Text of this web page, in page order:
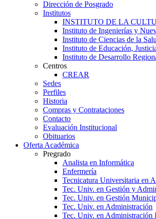
Dirección de Posgrado
Institutos
INSTITUTO DE LA
Instituto de Ingenierías y
Instituto de Ciencias de la
Instituto de Educación,
Instituto de Desarrollo
Centros
CREAR
Sedes
Perfiles
Historia
Compras y Contrataciones
Contacto
Evaluación Institucional
Obituarios
Oferta Académica
Pregrado
Analista en Informática
Enfermería
Tecnicatura Universitaria en
Tec. Univ. en Gestión y
Tec. Univ. en Gestión
Tec. Univ. en Administración
Tec. Univ. en Administración